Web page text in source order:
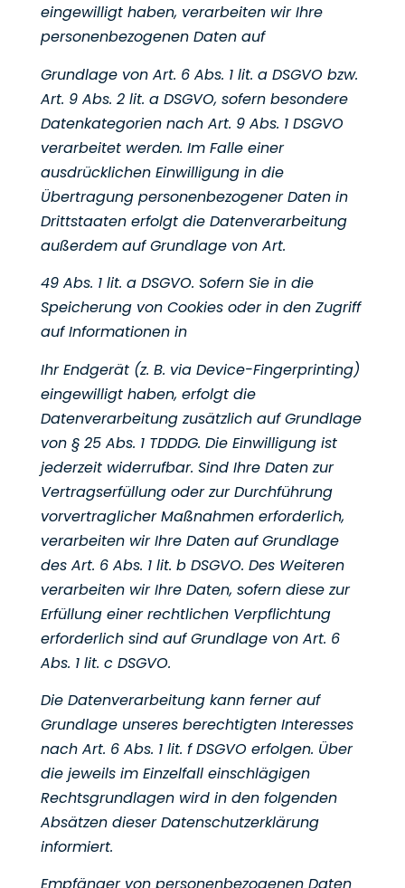
eingewilligt haben, verarbeiten wir Ihre
personenbezogenen Daten auf
Grundlage von Art. 6 Abs. 1 lit. a DSGVO bzw.
Art. 9 Abs. 2 lit. a DSGVO, sofern besondere
Datenkategorien nach Art. 9 Abs. 1 DSGVO
verarbeitet werden. Im Falle einer
ausdrücklichen Einwilligung in die
Übertragung personenbezogener Daten in
Drittstaaten erfolgt die Datenverarbeitung
außerdem auf Grundlage von Art.
49 Abs. 1 lit. a DSGVO. Sofern Sie in die
Speicherung von Cookies oder in den Zugriff
auf Informationen in
Ihr Endgerät (z. B. via Device-Fingerprinting)
eingewilligt haben, erfolgt die
Datenverarbeitung zusätzlich auf Grundlage
von § 25 Abs. 1 TDDDG. Die Einwilligung ist
jederzeit widerrufbar. Sind Ihre Daten zur
Vertragserfüllung oder zur Durchführung
vorvertraglicher Maßnahmen erforderlich,
verarbeiten wir Ihre Daten auf Grundlage
des Art. 6 Abs. 1 lit. b DSGVO. Des Weiteren
verarbeiten wir Ihre Daten, sofern diese zur
Erfüllung einer rechtlichen Verpflichtung
erforderlich sind auf Grundlage von Art. 6
Abs. 1 lit. c DSGVO.
Die Datenverarbeitung kann ferner auf
Grundlage unseres berechtigten Interesses
nach Art. 6 Abs. 1 lit. fDSGVO erfolgen. Über
die jeweils im Einzelfall einschlägigen
Rechtsgrundlagen wird in den folgenden
Absätzen dieser Datenschutzerklärung
informiert.